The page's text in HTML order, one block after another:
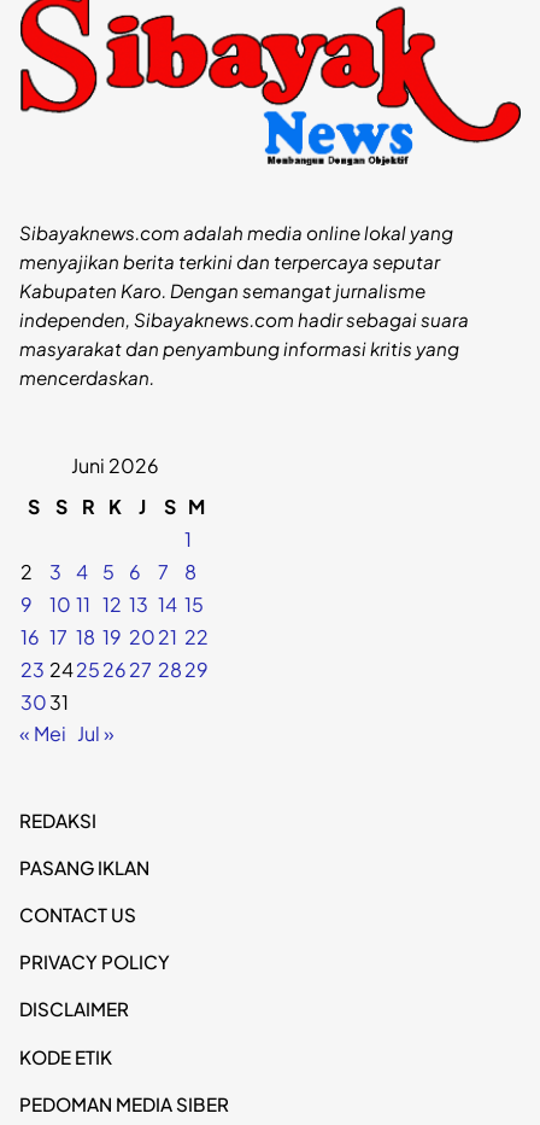
Sibayaknews.com adalah media online lokal yang
menyajikan berita terkini dan terpercaya seputar
Kabupaten Karo. Dengan semangat jurnalisme
independen, Sibayaknews.com hadir sebagai suara
masyarakat dan penyambung informasi kritis yang
mencerdaskan.
Juni 2026
S
S R K J S M
1
2
3 4 5 6 7
8
9
10 11 12 13 14 15
16 17 18 19 2021 22
23 24252627 2829
3031
« Mei Jul »
REDAKSI
PASANG IKLAN
CONTACT US
PRIVACY POLICY
DISCLAIMER
KODE ETIK
PEDOMAN MEDIA SIBER